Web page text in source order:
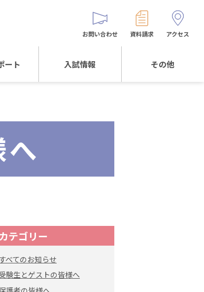
ート
大学
いて
入試情報 その他
お問い合わせ 資料請求 アクセス
カテゴリー
すべてのお知らせ
験生とゲストの皆様へ